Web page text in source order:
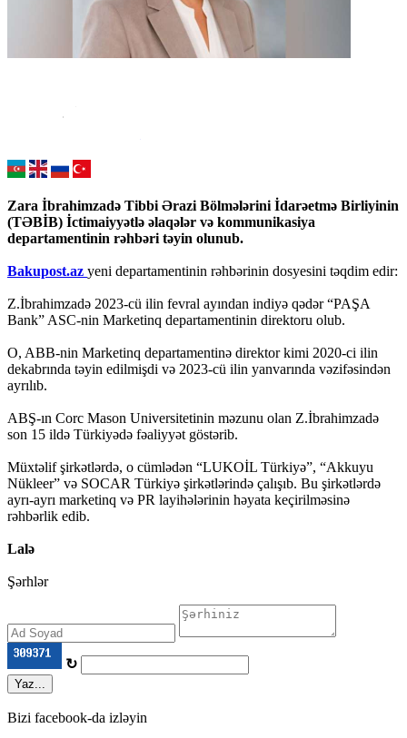
Zara İbrahimzadə Tibbi Ərazi Bölmələrini İdarəetmə Birliyinin
(TƏBİB) İctimaiyyətlə əlaqələr və kommunikasiya
departamentinin rəhbəri təyin olunub.
Bakupost.az yeni departamentinin rəhbərinin dosyesini təqdim edir:
Z.İbrahimzadə 2023-cü ilin fevral ayından indiyə qədər “PAŞA
Bank” ASC-nin Marketinq departamentinin direktoru olub.
O, ABB-nin Marketinq departamentinə direktor kimi 2020-ci ilin
dekabrında təyin edilmişdi və 2023-cü ilin yanvarında vəzifəsindən
ayrılıb.
ABŞ-ın Corc Mason Universitetinin məzunu olan Z.İbrahimzadə
son 15 ildə Türkiyədə fəaliyyət göstərib.
Müxtəlif şirkətlərdə, o cümlədən “LUKOİL Türkiyə”, “Akkuyu
Nükleer” və SOCAR Türkiyə şirkətlərində çalışıb. Bu şirkətlərdə
ayrı-ayrı marketinq və PR layihələrinin həyata keçirilməsinə
rəhbərlik edib.
Lalə
Şərhlər
↻
Yaz...
Bizi facebook-da izləyin